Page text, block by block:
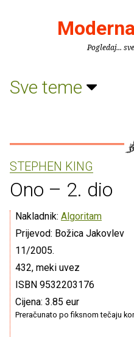
Pogledaj...
Sve teme
STEPHEN KING
Ono – 2. dio
Nakladnik: Algoritam
Prijevod: Božica Jakovlev
11/2005.
432, meki uvez
ISBN 9532203176
Cijena: 3.85 eur
Preračunato po fiksnom tečaju